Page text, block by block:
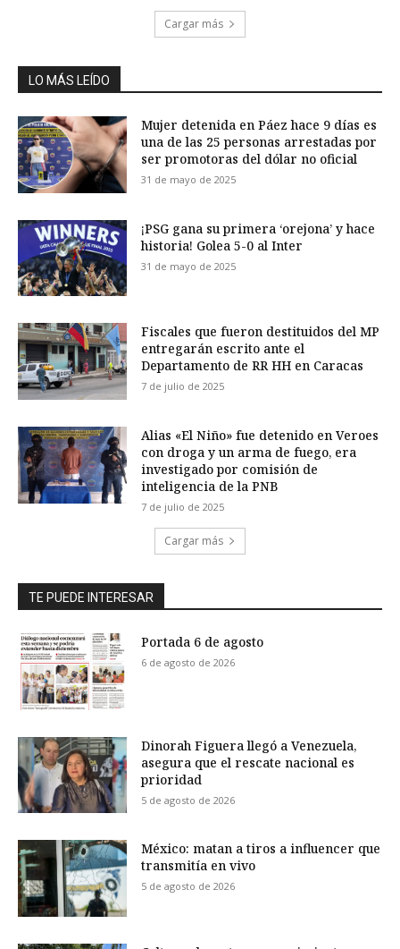
Cargar más
LO MÁS LEÍDO
Mujer detenida en Páez hace 9 días es
una de las 25 personas arrestadas por
ser promotoras del dólar no oficial
31 de mayo de 2025
¡PSG gana su primera ‘orejona’ y hace
historia! Golea 5-0 al Inter
31 de mayo de 2025
Fiscales que fueron destituidos del MP
entregarán escrito ante el
Departamento de RR HH en Caracas
7 de julio de 2025
Alias «El Niño» fue detenido en Veroes
con droga y un arma de fuego, era
investigado por comisión de
inteligencia de la PNB
7 de julio de 2025
Cargar más
TE PUEDE INTERESAR
Portada 6 de agosto
6 de agosto de 2026
Dinorah Figuera llegó a Venezuela,
asegura que el rescate nacional es
prioridad
5 de agosto de 2026
México: matan a tiros a influencer que
transmitía en vivo
5 de agosto de 2026